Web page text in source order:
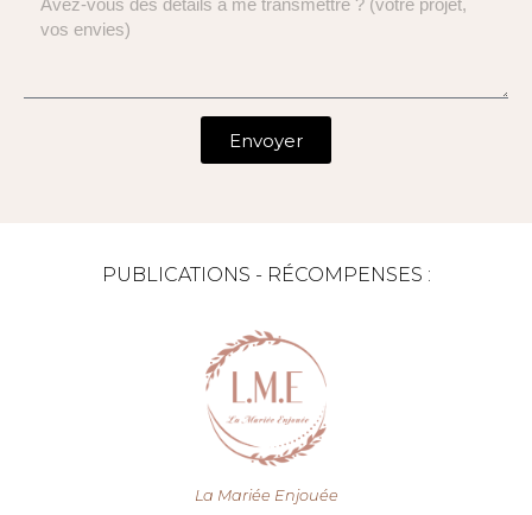
Envoyer
PUBLICATIONS - RÉCOMPENSES :
La Mariée Enjouée